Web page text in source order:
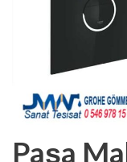
Paşa